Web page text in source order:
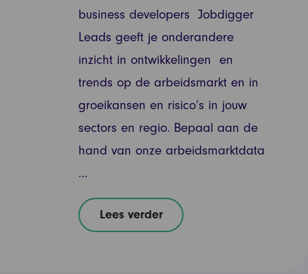
business developers Jobdigger
Leads geeft je onderandere
inzicht in ontwikkelingen en
trends op de arbeidsmarkt en in
groeikansen en risico’s in jouw
sectors en regio. Bepaal aan de
hand van onze arbeidsmarktdata
…
Lees verder